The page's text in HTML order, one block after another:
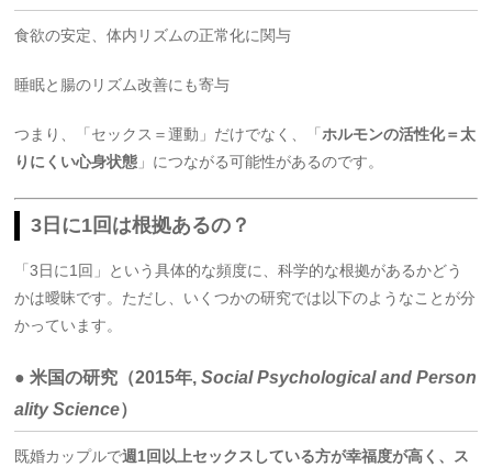
食欲の安定、体内リズムの正常化に関与
睡眠と腸のリズム改善にも寄与
つまり、「セックス＝運動」だけでなく、「ホルモンの活性化＝太
りにくい心身状態 」につながる可能性があるのです。
3日に1回は根拠あるの？
「3日に1回」という具体的な頻度に、科学的な根拠があるかどう
かは曖昧です。ただし、いくつかの研究では以下のようなことが分
かっています。
● 米国の研究（2015年,Social Psychological and Person
ality Science）
既婚カップルで週1回以上セックスしている方が幸福度が高く、ス